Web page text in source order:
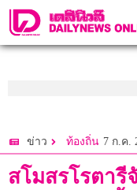
ข่าว ท้องถิ่น 7 ก.ค.
สโมสรโรตา